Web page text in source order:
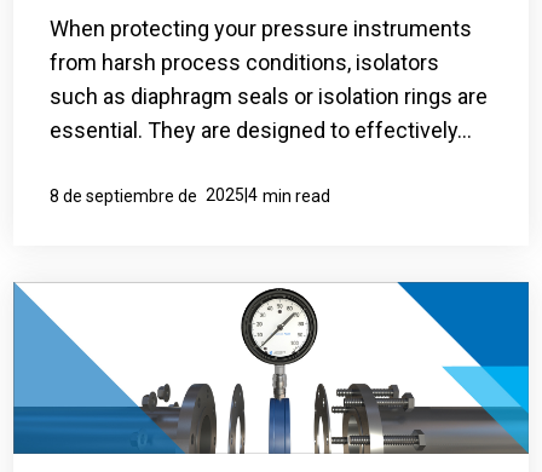
When protecting your pressure instruments
from harsh process conditions, isolators
such as diaphragm seals or isolation rings are
essential. They are designed to effectively...
8 de septiembre de 2025|4 min read